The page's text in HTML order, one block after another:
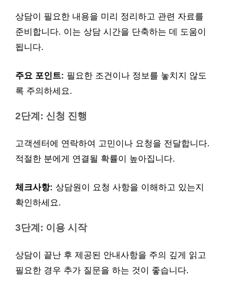
상담이 필요한 내용을 미리 정리하고 관련 자료를
준비합니다. 이는 상담 시간을 단축하는 데 도움이
됩니다.
주요 포인트: 필요한 조건이나 정보를 놓치지 않도
록 주의하세요.
2단계: 신청 진행
고객센터에 연락하여 고민이나 요청을 전달합니다.
적절한 분에게 연결될 확률이 높아집니다.
체크사항: 상담원이 요청 사항을 이해하고 있는지
확인하세요.
3단계: 이용 시작
상담이 끝난 후 제공된 안내사항을 주의 깊게 읽고
필요한 경우 추가 질문을 하는 것이 좋습니다.